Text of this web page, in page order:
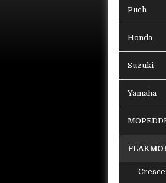
Puch
Honda
Suzuki
Yamaha